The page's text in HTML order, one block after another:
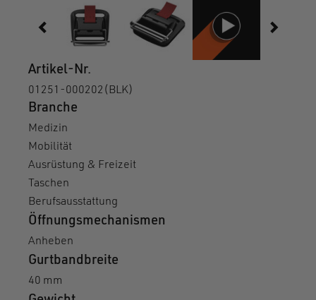
Artikel-Nr.
01251-000202(BLK)
Branche
Medizin
Mobilität
Ausrüstung & Freizeit
Taschen
Berufsausstattung
Öffnungsmechanismen
Anheben
Gurtbandbreite
40 mm